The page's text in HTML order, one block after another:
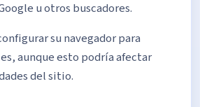
u otros buscadores.
su navegador para
aunque esto podría afectar
del sitio.